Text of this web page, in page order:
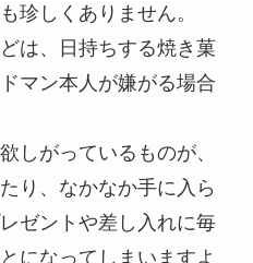
珍しくありません。
は、日持ちする焼き菓
マン本人が嫌がる場合
しがっているものが、
り、なかなか手に入ら
ゼントや差し入れに毎
になってしまいますよ